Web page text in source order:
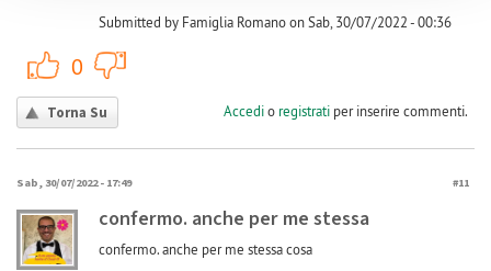
Submitted by Famiglia Romano on Sab, 30/07/2022 - 00:36
0
Torna Su Accedio registratiper inserire commenti.
Sab, 30/07/2022 - 17:49 #11
confermo. anche per me stessa
confermo. anche per me stessa cosa